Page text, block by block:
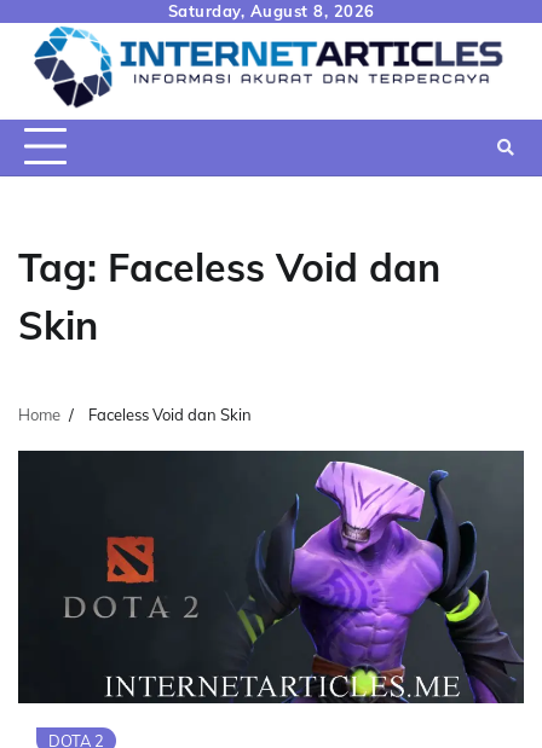
content
Saturday, August 8, 2026
Tag: Faceless Void dan
Skin
Home Faceless Void dan Skin
DOTA 2